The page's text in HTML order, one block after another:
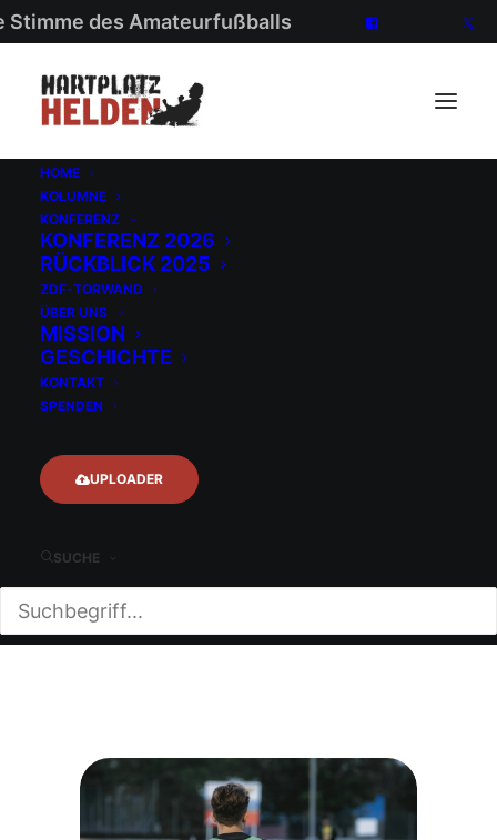
Stimme des Amateurfußballs
HOME
KOLUMNE
KONFERENZ
KONFERENZ 2026
RÜCKBLICK 2025
ZDF-TORWAND
ÜBER UNS
MISSION
GESCHICHTE
KONTAKT
SPENDEN
UPLOADER
SUCHE